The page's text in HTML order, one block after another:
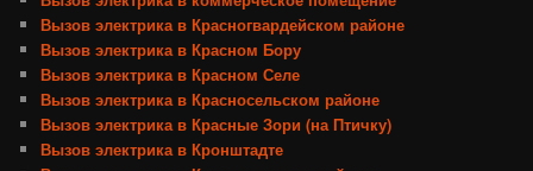
Вызов электрика в Красногвардейском районе
Вызов электрика в Красном Бору
Вызов электрика в Красном Селе
Вызов электрика в Красносельском районе
Вызов электрика в Красные Зори (на Птичку)
Вызов электрика в Кронштадте